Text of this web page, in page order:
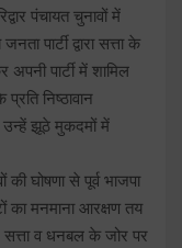
पंचायत चुनावों में
पार्टी द्वारा सत्ता के
पार्टी में शामिल
निष्ठावान
उन्हें झूठे मुकदमों में
की घोषणा से पूर्व भाजपा
का मनमाना आरक्षण तय
सत्ता व धनबल के जोर पर